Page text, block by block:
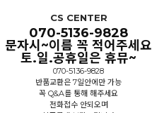
CS CENTER
070-5136-9828
문자시~이름 꼭 적어주세요
토.일.공휴일은 휴뮤~
070-5136-9828
반품교환은 7일안에만 가능
꼭 Q&A를 통해 해주세요
전화접수 안되오며